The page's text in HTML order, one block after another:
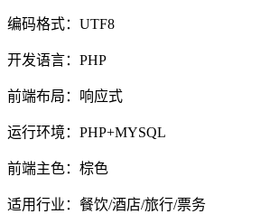
编码格式：UTF8
开发语言：PHP
前端布局：响应式
运行环境：PHP+MYSQL
前端主色：棕色
适用行业：餐饮/酒店/旅行/票务